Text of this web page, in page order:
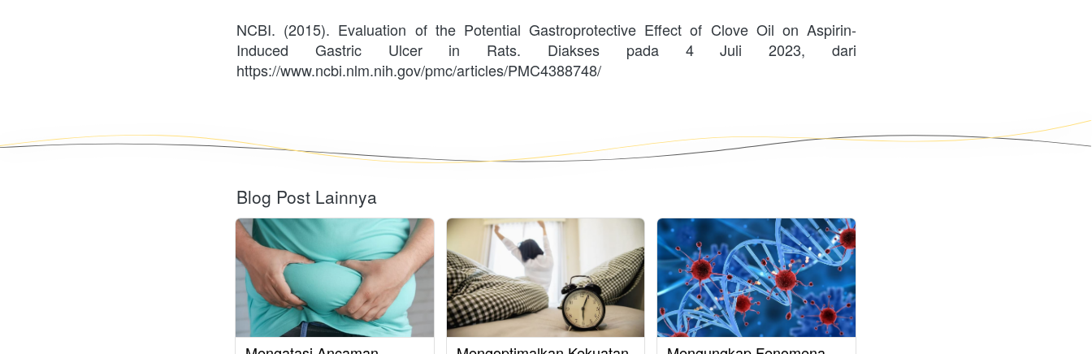
NCBI. (2015). Evaluation of the Potential Gastroprotective Effect of Clove Oil on Aspirin-
Induced Gastric Ulcer in Rats. Diakses pada 4 Juli 2023, dari
https://www.ncbi.nlm.nih.gov/pmc/articles/PMC4388748/
Blog Post Lainnya